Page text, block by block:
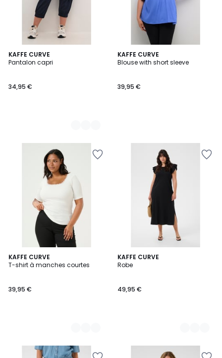
KAFFE CURVE
Pantalon capri
34,95 €
5
Couleurs
KAFFE CURVE
Blouse with short sleeve
39,95 €
KAFFE CURVE
T-shirt à manches courtes
39,95 €
4
Couleurs
KAFFE CURVE
Robe
49,95 €
2
Couleurs